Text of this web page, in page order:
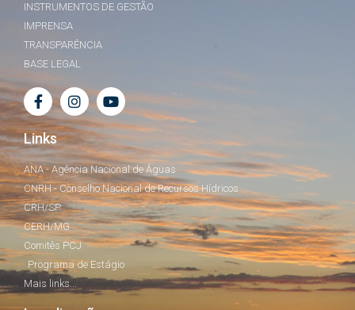
INSTRUMENTOS DE GESTÃO
IMPRENSA
TRANSPARÊNCIA
BASE LEGAL
Links
ANA - Agência Nacional de Águas
CNRH - Conselho Nacional de Recursos Hídricos
CRH/SP
CERH/MG
Comitês PCJ
Programa de Estágio
Mais links...